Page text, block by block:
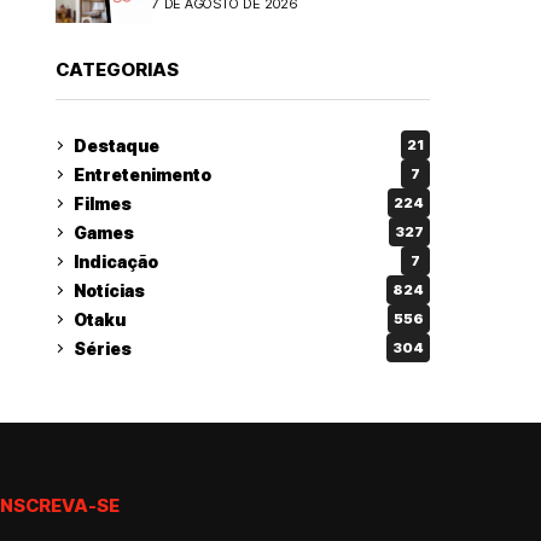
CATEGORIAS
Destaque 21
Entretenimento 7
Filmes 224
Games 327
Indicação 7
Notícias 824
Otaku 556
Séries 304
SE